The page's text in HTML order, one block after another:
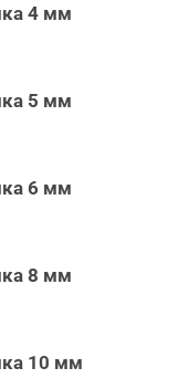
4 мм
5 мм
6 мм
8 мм
10 мм